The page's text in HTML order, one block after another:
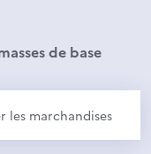
de base
les marchandises